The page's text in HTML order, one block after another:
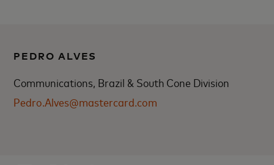
PEDRO ALVES
Communications, Brazil & South Cone Division
Pedro.Alves@mastercard.com